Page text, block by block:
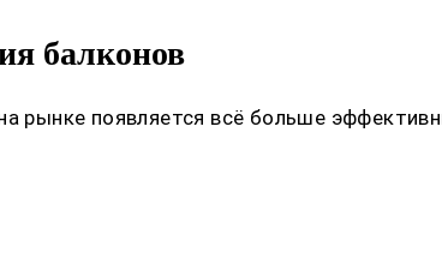
балконов
рынке появляется всё больше